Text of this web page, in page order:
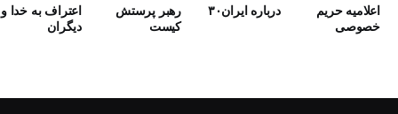
اعلامیه حریم
خصوصی
درباره ایران۳۰
رهبر پرستش
كيست
اعتراف به خدا و
دیگران